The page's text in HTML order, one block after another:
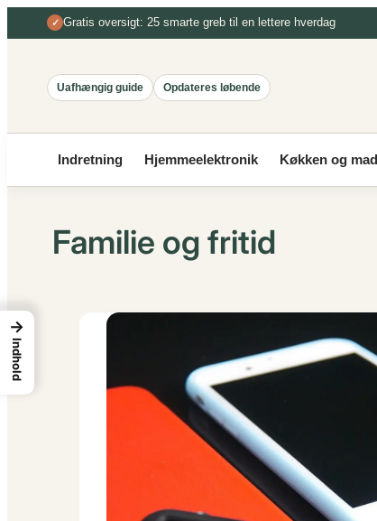
Spring
til
✓ Gratis oversigt: 25 smarte greb til en lettere hverdag
Uafhængig guide Opdateres løbende
Indretning Hjemmeelektronik Køkken og mad
Familie og fritid
→
Indhold